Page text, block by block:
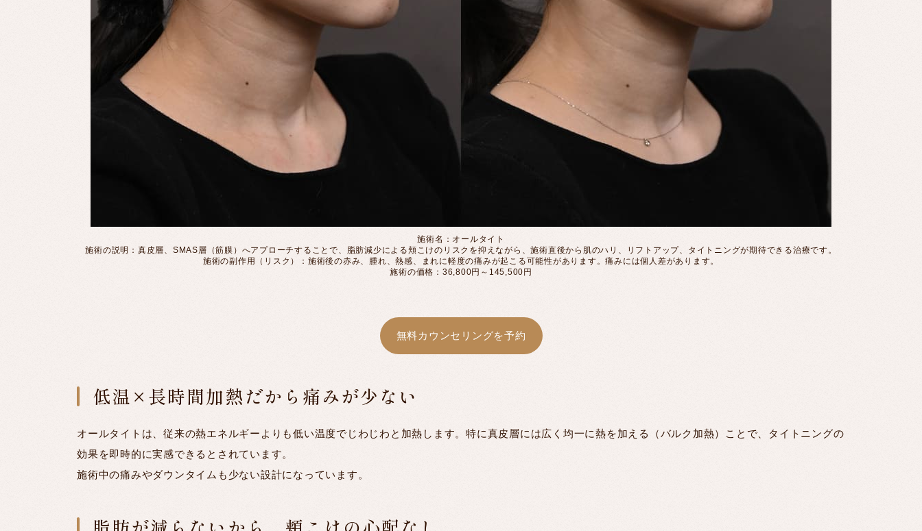
施術名：オールタイト
施術の説明：真皮層、SMAS層（筋膜）へアプローチすることで、脂肪減少による頬こけのリスクを抑えながら、施術直後から肌のハリ、リフトアップ、タイトニングが期待できる治療です。
施術の副作用（リスク）：施術後の赤み、腫れ、熱感、まれに軽度の痛みが起こる可能性があります。痛みには個人差があります。
施術の価格：36,800円～145,500円
無料カウンセリングを予約
低温×長時間加熱だから痛みが少ない
オールタイトは、従来の熱エネルギーよりも低い温度でじわじわと加熱します。特に真皮層には広く均一に熱を加える（バルク加熱）ことで、タイトニングの
効果を即時的に実感できるとされています。
施術中の痛みやダウンタイムも少ない設計になっています。